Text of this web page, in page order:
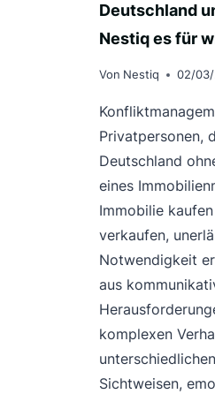
Deutschland
Nestiq es für
Von Nestiq 02/
Privatpersonen,
Deutschland
eines
Immobilie
verkaufen,
Notwendigkeit
aus
komplexen
unterschiedlichen
Sichtweisen,